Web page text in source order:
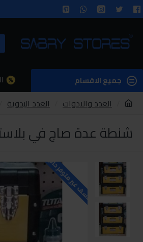
جميع الاقسام
العدد والادوات العدد اليدوية
شنطة عدة صاج في
للاسف غير متوفر حاليا